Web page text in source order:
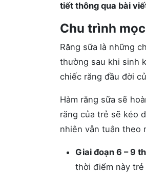
tiết thông qua bài
Chu trình
Răng sữa là những
thường sau khi sinh
chiếc răng đầu đời
Hàm răng sữa sẽ
răng của trẻ sẽ kéo
nhiên vẫn tuân theo
Giai đoạn 6 – 9
thời điểm này